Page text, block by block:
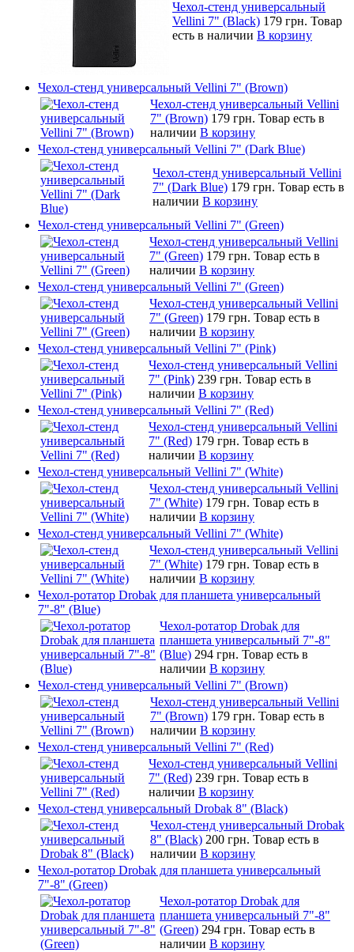
Чехол-стенд универсальный
Vellini 7" (Black) 179 грн. Товар
есть в наличии В корзину
Чехол-стенд универсальный Vellini 7" (Brown)
Чехол-стенд универсальный Vellini
7" (Brown) 179 грн. Товар есть в
наличии В корзину
Чехол-стенд универсальный Vellini 7" (Dark Blue)
Чехол-стенд универсальный Vellini
7" (Dark Blue) 179 грн. Товар есть в
наличии В корзину
Чехол-стенд универсальный Vellini 7" (Green)
Чехол-стенд универсальный Vellini
7" (Green) 179 грн. Товар есть в
наличии В корзину
Чехол-стенд универсальный Vellini 7" (Green)
Чехол-стенд универсальный Vellini
7" (Green) 179 грн. Товар есть в
наличии В корзину
Чехол-стенд универсальный Vellini 7" (Pink)
Чехол-стенд универсальный Vellini
7" (Pink) 239 грн. Товар есть в
наличии В корзину
Чехол-стенд универсальный Vellini 7" (Red)
Чехол-стенд универсальный Vellini
7" (Red) 179 грн. Товар есть в
наличии В корзину
Чехол-стенд универсальный Vellini 7" (White)
Чехол-стенд универсальный Vellini
7" (White) 179 грн. Товар есть в
наличии В корзину
Чехол-стенд универсальный Vellini 7" (White)
Чехол-стенд универсальный Vellini
7" (White) 179 грн. Товар есть в
наличии В корзину
Чехол-ротатор Drobak для планшета универсальный
7"-8" (Blue)
Чехол-ротатор Drobak для
планшета универсальный 7"-8"
(Blue) 294 грн. Товар есть в
наличии В корзину
Чехол-стенд универсальный Vellini 7" (Brown)
Чехол-стенд универсальный Vellini
7" (Brown) 179 грн. Товар есть в
наличии В корзину
Чехол-стенд универсальный Vellini 7" (Red)
Чехол-стенд универсальный Vellini
7" (Red) 239 грн. Товар есть в
наличии В корзину
Чехол-стенд универсальный Drobak 8" (Black)
Чехол-стенд универсальный Drobak
8" (Black) 200 грн. Товар есть в
наличии В корзину
Чехол-ротатор Drobak для планшета универсальный
7"-8" (Green)
Чехол-ротатор Drobak для
планшета универсальный 7"-8"
(Green) 294 грн. Товар есть в
наличии В корзину